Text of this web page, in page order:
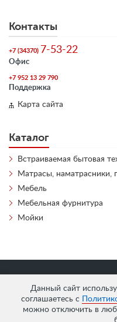
Данный сайт
соглашаетесь с
можно отключить в
Контакты
+7 (34370) 7-53-22
Офис
+7 952 13 29 790
Поддержка
Карта сайта
Каталог
Встраиваемая бытовая
Матрасы, наматрасники,
Мебель
Мебельная фурнитура
Мойки